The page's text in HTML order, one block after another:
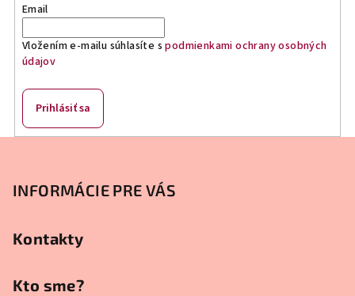
Email
Vložením e-mailu súhlasíte spodmienkami ochrany osobných
údajov
Prihlásiť sa
INFORMÁCIE PRE VÁS
Kontakty
Kto sme?